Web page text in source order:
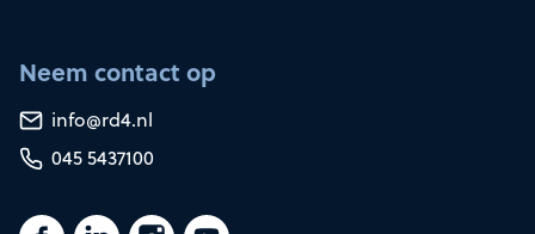
Neem contact op
info@rd4.nl
045 5437100